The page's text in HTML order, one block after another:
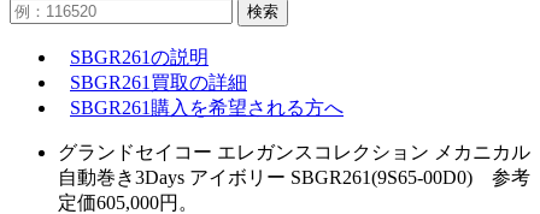
検索
SBGR261の説明
SBGR261買取の詳細
SBGR261購入を希望される方へ
グランドセイコー エレガンスコレクション メカニカル
自動巻き3Days アイボリー SBGR261(9S65-00D0) 参考
定価605,000円。